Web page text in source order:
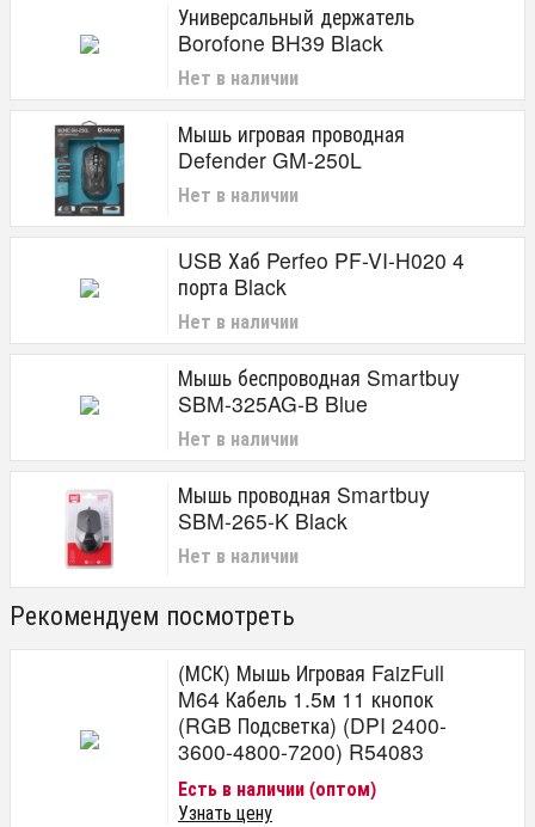
Универсальный держатель
Borofone BH39 Black
Нет в наличии
Мышь игровая проводная
Defender GM-250L
Нет в наличии
USB Хаб Perfeo PF-VI-H020 4
порта Black
Нет в наличии
Мышь беспроводная Smartbuy
SBM-325AG-B Blue
Нет в наличии
Мышь проводная Smartbuy
SBM-265-K Black
Нет в наличии
Рекомендуем посмотреть
(МСК) Мышь Игровая FaizFull
M64 Кабель 1.5м 11 кнопок
(RGB Подсветка) (DPI 2400-
3600-4800-7200) R54083
Есть в наличии (оптом)
Узнать цену